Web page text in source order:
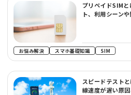
プリペイドSIM
ト、利用シーン
お悩み解決 スマホ基礎知識 SIM
スピードテスト
線速度が遅い原